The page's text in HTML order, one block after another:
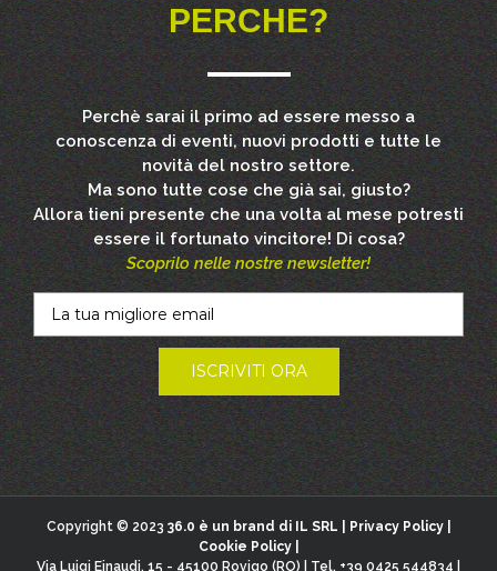
PERCHE?
Perchè sarai il primo ad essere messo a
conoscenza di eventi, nuovi prodotti e tutte le
novità del nostro settore.
Ma sono tutte cose che già sai, giusto?
Allora tieni presente che una volta al mese potresti
essere il fortunato vincitore! Di cosa?
Scoprilo nelle nostre newsletter!
Copyright © 2023 36.0 è un brand di IL SRL | Privacy Policy|
Cookie Policy|
Via Luigi Einaudi, 15 - 45100 Rovigo (RO) | Tel. +39 0425 544834 |